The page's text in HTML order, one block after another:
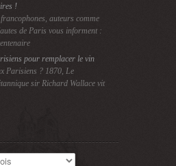
!
auteurs comme
de Paris vous informent :
pour remplacer le vin
Parisiens ? 1870, Le
sir Richard Wallace vit